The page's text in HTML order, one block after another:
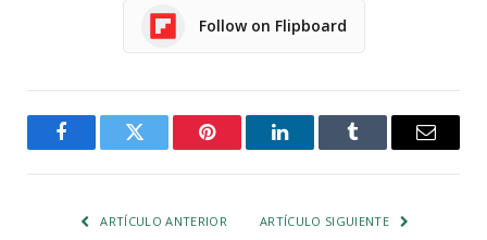
Follow on Flipboard
FacebookTwitter Pinterest LinkedInTumblr Email
ARTÍCULO ANTERIOR ARTÍCULO SIGUIENTE